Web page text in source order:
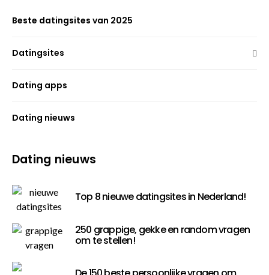
Beste datingsites van 2025
Datingsites
Dating apps
Dating nieuws
Dating nieuws
Top 8 nieuwe datingsites in Nederland!
250 grappige, gekke en random vragen
om te stellen!